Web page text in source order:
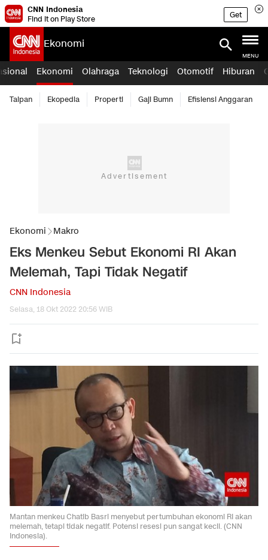
CNN Indonesia
Find it on Play Store
Get
Ekonomi
MENU
Ekonomi Olahraga Teknologi Otomotif Hiburan
Taipan Ekopedia Properti Gaji Bumn Efisiensi Anggaran
Ekonomi Makro
Eks Menkeu Sebut Ekonomi RI Akan
Melemah, Tapi Tidak Negatif
CNN Indonesia
Selasa, 18 Okt 2022 20:56 WIB
Mantan menkeu Chatib Basri menyebut pertumbuhan ekonomi RI akan
melemah, tetapi tidak negatif. Potensi resesi pun sangat kecil. (CNN
Indonesia).